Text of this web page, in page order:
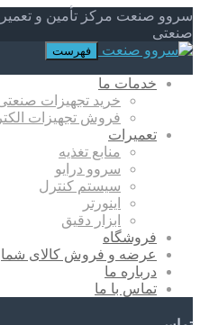
سروو صنعت مرکز تأمین و
صنعتی
فهرست
خدمات ما
خرید تجهیزات
فروش تجهیزات
تعمیرات
منابع تغذیه
سروو درایو
سیستم کنترل
اینورتر
ابزار دقیق
فروشگاه
عرضه و فروش کالای شما
درباره ما
تماس با ما